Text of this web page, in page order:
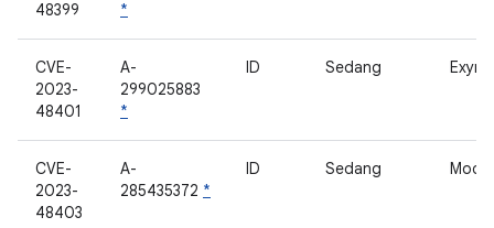
48399
*
CVE-
2023-
48401
A-
299025883
*
ID Sedang
CVE-
2023-
48403
A-
285435372 *
ID Sedang